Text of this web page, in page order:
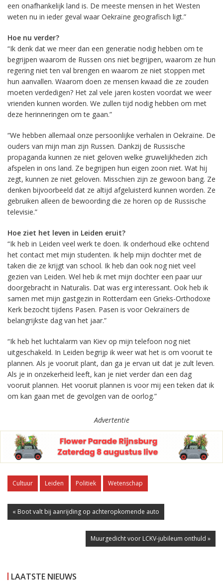
een onafhankelijk land is. De meeste mensen in het Westen
weten nu in ieder geval waar Oekraïne geografisch ligt.”
Hoe nu verder?
“Ik denk dat we meer dan een generatie nodig hebben om te
begrijpen waarom de Russen ons niet begrijpen, waarom ze hun
regering niet ten val brengen en waarom ze niet stoppen met
hun aanvallen. Waarom doen ze mensen kwaad die ze zouden
moeten verdedigen? Het zal vele jaren kosten voordat we weer
vrienden kunnen worden. We zullen tijd nodig hebben om met
deze herinneringen om te gaan.”
“We hebben allemaal onze persoonlijke verhalen in Oekraïne. De
ouders van mijn man zijn Russen. Dankzij de Russische
propaganda kunnen ze niet geloven welke gruwelijkheden zich
afspelen in ons land. Ze begrijpen hun eigen zoon niet. Wat hij
zegt, kunnen ze niet geloven. Misschien zijn ze gewoon bang. Ze
denken bijvoorbeeld dat ze altijd afgeluisterd kunnen worden. Ze
gebruiken alleen de bewoording die ze horen op de Russische
televisie.”
Hoe ziet het leven in Leiden eruit?
“Ik heb in Leiden veel werk te doen. Ik onderhoud elke ochtend
het contact met mijn studenten. Ik help mijn dochter met de
taken die ze krijgt van school. Ik heb dan ook nog niet veel
gezien van Leiden. Wel heb ik met mijn dochter een paar uur
doorgebracht in Naturalis. Dat was erg interessant. Ook heb ik
samen met mijn gastgezin in Rotterdam een Grieks-Orthodoxe
Kerk bezocht tijdens Pasen. Pasen is voor Oekraïners de
belangrijkste dag van het jaar.”
“Ik heb het luchtalarm van Kiev op mijn telefoon nog niet
uitgeschakeld. In Leiden begrijp ik weer wat het is om vooruit te
plannen. Als je vooruit plant, dan ga je ervan uit dat je zult leven.
Als je in onzekerheid leeft, kan je niet verder dan een dag
vooruit plannen. Het vooruit plannen is voor mij een teken dat ik
om kan gaan met de gevolgen van de oorlog.”
Advertentie
Cultuur Leiden Politiek Wetenschap
« Boot valt bij aanrijding op achteropkomende auto
Muurgedicht voor LCKV-jubileum onthuld »
LAATSTE NIEUWS